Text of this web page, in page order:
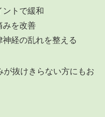
ントで緩和
みを改善
経の乱れを整える
抜けきらない方にもお